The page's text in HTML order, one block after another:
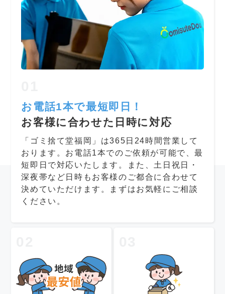
お電話1本で最短即日！
お客様に合わせた日時に対応
「ゴミ捨て堂福岡」は365日24時間営業して
おります。お電話1本でのご依頼が可能で、最
短即日で対応いたします。また、土日祝日・
深夜帯など日時もお客様のご都合に合わせて
決めていただけます。まずはお気軽にご相談
ください。